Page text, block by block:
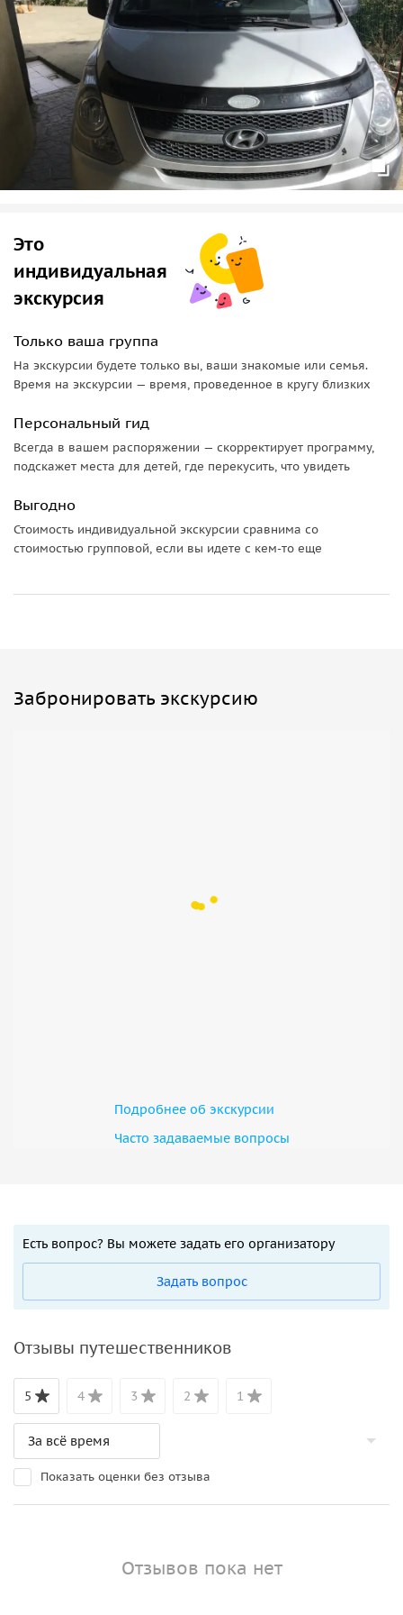
Это
индивидуальная
экскурсия
Только ваша группа
На экскурсии будете только вы, ваши знакомые или семья.
Время на экскурсии — время, проведенное в кругу близких
Персональный гид
Всегда в вашем распоряжении — скорректирует программу,
подскажет места для детей, где перекусить, что увидеть
Выгодно
Стоимость индивидуальной экскурсии сравнима со
стоимостью групповой, если вы идете с кем-то еще
Забронировать экскурсию
Подробнее об экскурсии
Часто задаваемые вопросы
Есть вопрос? Вы можете задать его организатору
Задать вопрос
Отзывы путешественников
5 4 3 2 1
Показать оценки без отзыва
Отзывов пока нет